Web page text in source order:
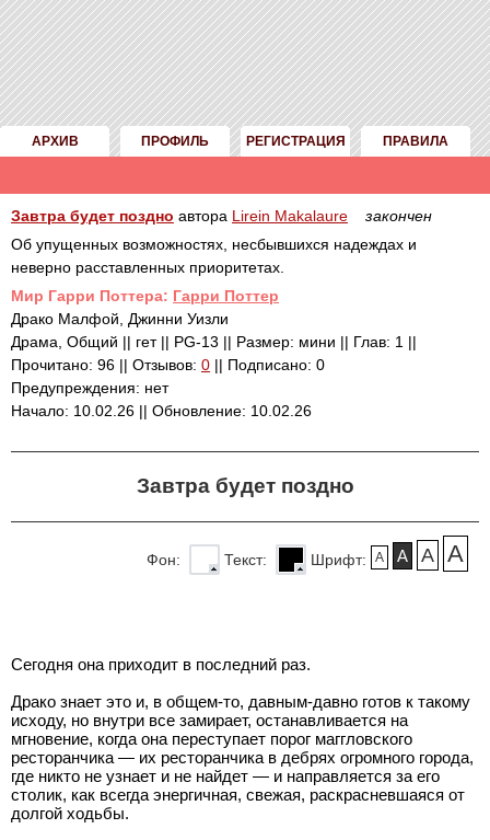
АРХИВ ПРОФИЛЬ РЕГИСТРАЦИЯ ПРАВИЛА
Завтра будет поздно автора Lirein Makalaure
закончен
Об упущенных возможностях, несбывшихся надеждах и
неверно расставленных приоритетах.
Mир Гарри Поттера: Гарри Поттер
Драко Малфой, Джинни Уизли
Драма, Общий || гет || PG-13 || Размер: мини || Глав: 1 ||
Прочитано: 96 || Отзывов: 0 || Подписано: 0
Предупреждения: нет
Начало: 10.02.26 || Обновление: 10.02.26
Завтра будет поздно
A A A A
Шрифт:
Текст:
Фон:
Сегодня она приходит в последний раз.
Драко знает это и, в общем-то, давным-давно готов к такому
исходу, но внутри все замирает, останавливается на
мгновение, когда она переступает порог маггловского
ресторанчика — их ресторанчика в дебрях огромного города,
где никто не узнает и не найдет — и направляется за его
столик, как всегда энергичная, свежая, раскрасневшаяся от
долгой ходьбы.